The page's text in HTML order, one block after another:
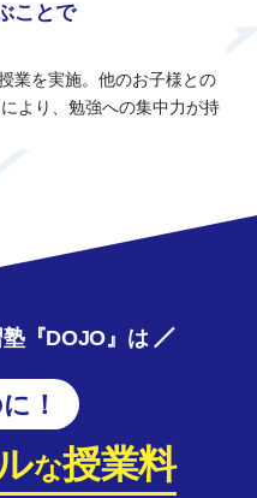
ことで
業を実施。他のお子様との
より、勉強への集中力が持
『DOJO』は
に！
な授業料